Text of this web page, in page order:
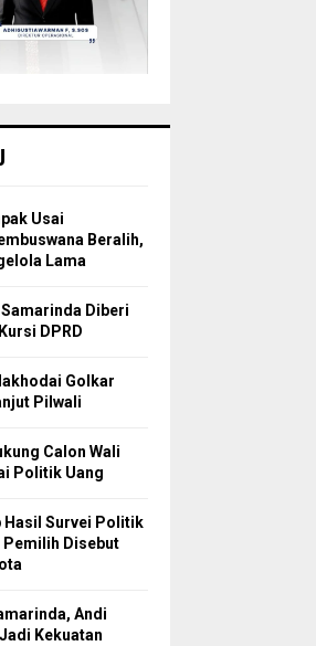
Usai
Beralih,
Lama
Diberi
DPRD
Golkar
Pilwali
Calon Wali
Politik Uang
Hasil Survei Politik
Disebut
Andi
Kekuatan